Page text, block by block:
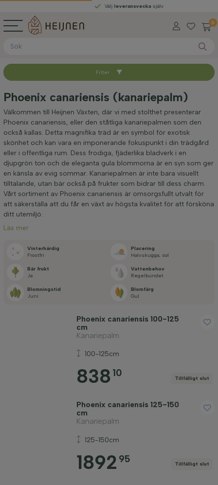
Välj leveransveckasjälv
0
Sortera med
Växthöjd inkl. kruka (cm)
Placering
Pris
Filter
Phoenix canariensis (kanariepalm)
Välkommen till Heijnen Växten, där vi med stolthet presenterar
Phoenix canariensis, eller den ståtliga kanariepalmen som den
också kallas. Detta magnifika träd är en symbol för exotisk
skönhet och kan vara en imponerande fokuspunkt i din trädgård
eller i offentliga rum. Dess frodiga, fjäderlika bladverk i en
djupgrön ton och de eleganta gula blommorna är en syn som ger
en känsla av evig sommar. Kanariepalmen är inte bara visuellt
tilltalande, utan bär också på frukter som bidrar till dess charm.
Vårt sortiment av Phoenix canariensis är omsorgsfullt utvalt för
att säkerställa att du får en växt av högsta kvalitet för att försköna
ditt utemiljö.
Läs mer
Vinterhärdig
Frostfri
Placering
Halvskugga, sol
Bär frukt
Ja
Vattenbehov
Regelbundet
Blomningstid
Juni
Blomfärg
Gul
Phoenix canariensis 100-125
cm
Kanariepalm
100-125cm
838 10 Tillfälligt slut
Phoenix canariensis 125-150
cm
Kanariepalm
125-150cm
1892 95 Tillfälligt slut